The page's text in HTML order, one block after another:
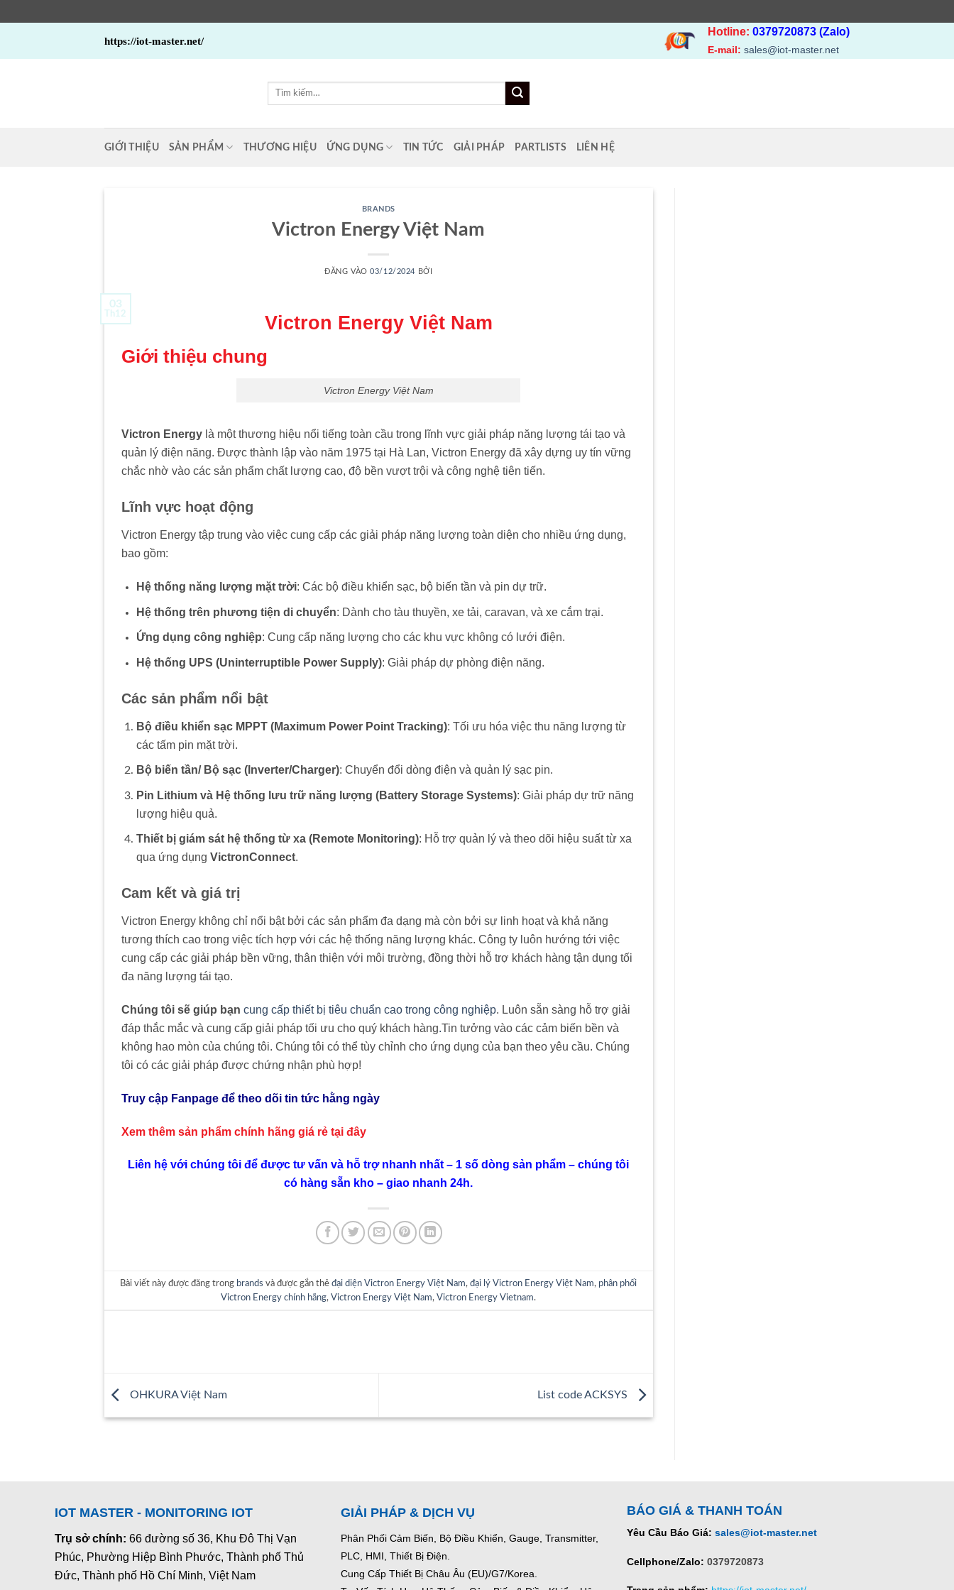
https://iot-master.net/
Hotline: 0379720873 (Zalo)
E-mail: sales@iot-master.net
Tìm
GIỚI THIỆU SẢN PHẨM THƯƠNG HIỆU ỨNG DỤNG TIN TỨC GIẢI PHÁP PARTLISTS LIÊN HỆ
BRANDS
Victron Energy Việt Nam
ĐĂNG VÀO03/12/2024 BỞI
03
Th12 Victron Energy Việt Nam
Giới thiệu chung
Victron Energy Việt Nam
Victron Energy là một thương hiệu nổi tiếng toàn cầu trong lĩnh vực giải pháp năng lượng tái tạo và
quản lý điện năng. Được thành lập vào năm 1975 tại Hà Lan, Victron Energy đã xây dựng uy tín vững
chắc nhờ vào các sản phẩm chất lượng cao, độ bền vượt trội và công nghệ tiên tiến.
Lĩnh vực hoạt động
Victron Energy tập trung vào việc cung cấp các giải pháp năng lượng toàn diện cho nhiều ứng dụng,
bao gồm:
Hệ thống năng lượng mặt trời: Các bộ điều khiển sạc, bộ biến tần và pin dự trữ.
Hệ thống trên phương tiện di chuyển: Dành cho tàu thuyền, xe tải, caravan, và xe cắm trại.
Ứng dụng công nghiệp: Cung cấp năng lượng cho các khu vực không có lưới điện.
Hệ thống UPS (Uninterruptible Power Supply): Giải pháp dự phòng điện năng.
Các sản phẩm nổi bật
Bộ điều khiển sạc MPPT (Maximum Power Point Tracking): Tối ưu hóa việc thu năng lượng từ
các tấm pin mặt trời.
Bộ biến tần/ Bộ sạc (Inverter/Charger): Chuyển đổi dòng điện và quản lý sạc pin.
Pin Lithium và Hệ thống lưu trữ năng lượng (Battery Storage Systems): Giải pháp dự trữ năng
lượng hiệu quả.
Thiết bị giám sát hệ thống từ xa (Remote Monitoring): Hỗ trợ quản lý và theo dõi hiệu suất từ xa
qua ứng dụng VictronConnect.
Cam kết và giá trị
Victron Energy không chỉ nổi bật bởi các sản phẩm đa dạng mà còn bởi sự linh hoạt và khả năng
tương thích cao trong việc tích hợp với các hệ thống năng lượng khác. Công ty luôn hướng tới việc
cung cấp các giải pháp bền vững, thân thiện với môi trường, đồng thời hỗ trợ khách hàng tận dụng tối
đa năng lượng tái tạo.
Chúng tôi sẽ giúp bạn cung cấp thiết bị tiêu chuẩn cao trong công nghiệp. Luôn sẵn sàng hỗ trợ giải
đáp thắc mắc và cung cấp giải pháp tối ưu cho quý khách hàng.Tin tưởng vào các cảm biến bền và
không hao mòn của chúng tôi. Chúng tôi có thể tùy chỉnh cho ứng dụng của bạn theo yêu cầu. Chúng
tôi có các giải pháp được chứng nhận phù hợp!
Truy cập Fanpage để theo dõi tin tức hằng ngày
Xem thêm sản phẩm chính hãng giá rẻ tại đây
Liên hệ với chúng tôi để được tư vấn và hỗ trợ nhanh nhất – 1 số dòng sản phẩm – chúng tôi
có hàng sẵn kho – giao nhanh 24h.
Bài viết này được đăng trong brands và được gắn thẻđại diện Victron Energy Việt Nam,đại lý Victron Energy Việt Nam, phân phối
Victron Energy chính hãng,Victron Energy Việt Nam,Victron Energy Vietnam.
OHKURA Việt Nam List code ACKSYS
IOT MASTER - MONITORING IOT
Trụ sở chính: 66 đường số 36, Khu Đô Thị Vạn
Phúc, Phường Hiệp Bình Phước, Thành phố Thủ
Đức, Thành phố Hồ Chí Minh, Việt Nam
GIẢI PHÁP & DỊCH VỤ
Phân Phối Cảm Biến, Bộ Điều Khiển, Gauge, Transmitter,
PLC, HMI, Thiết Bị Điện.
Cung Cấp Thiết Bị Châu Âu (EU)/G7/Korea.
BÁO GIÁ & THANH TOÁN
Yêu Cầu Báo Giá: sales@iot-master.net
Cellphone/Zalo: 0379720873